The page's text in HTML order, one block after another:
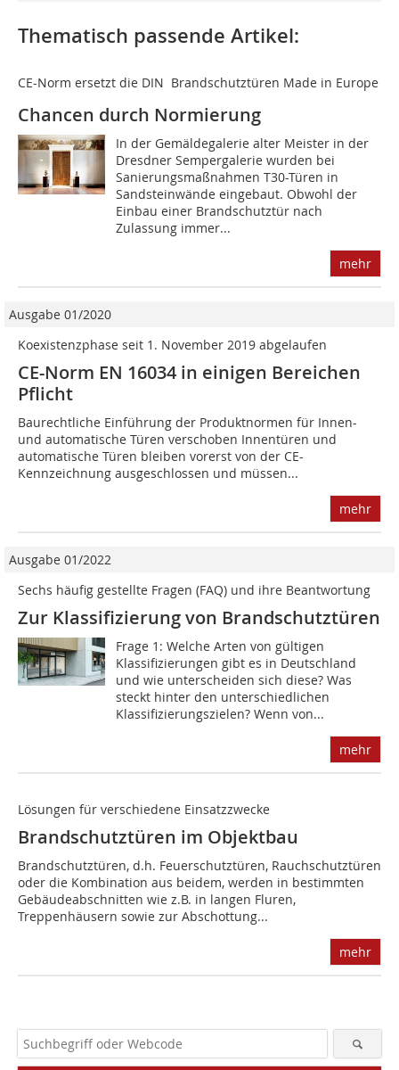
Thematisch passende Artikel:
CE-Norm ersetzt die DIN  Brandschutztüren Made in Europe
Chancen durch Normierung
In der Gemäldegalerie alter Meister in der
Dresdner Sempergalerie wurden bei
Sanierungsmaßnahmen T30-Türen in
Sandsteinwände eingebaut. Obwohl der
Einbau einer Brandschutztür nach
Zulassung immer...
mehr
Ausgabe 01/2020
Koexistenzphase seit 1. November 2019 abgelaufen
CE-Norm EN 16034 in einigen Bereichen
Pflicht
Baurechtliche Einführung der Produktnormen für Innen-
und automatische Türen verschoben Innentüren und
automatische Türen bleiben vorerst von der CE-
Kennzeichnung ausgeschlossen und müssen...
mehr
Ausgabe 01/2022
Sechs häufig gestellte Fragen (FAQ) und ihre Beantwortung
Zur Klassifizierung von Brandschutztüren
Frage 1: Welche Arten von gültigen
Klassifizierungen gibt es in Deutschland
und wie unterscheiden sich diese? Was
steckt hinter den unterschiedlichen
Klassifizierungszielen? Wenn von...
mehr
Lösungen für verschiedene Einsatzzwecke
Brandschutztüren im Objektbau
Brandschutztüren, d.h. Feuerschutztüren, Rauchschutztüren
oder die Kombination aus beidem, werden in bestimmten
Gebäudeabschnitten wie z.B. in langen Fluren,
Treppenhäusern sowie zur Abschottung...
mehr